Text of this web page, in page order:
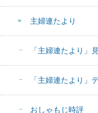
主婦連たより
「主婦連たより」
「主婦連たより」
おしゃもじ時評